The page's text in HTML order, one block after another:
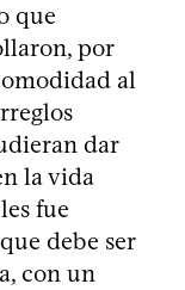
que
por
al
dar
la vida
fue
debe ser
con un